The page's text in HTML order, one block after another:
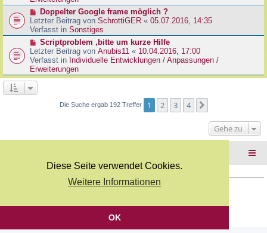
Diese Seite verwendet Cookies.
Weitere Informationen
OK
t
a
g
r
B
e
i
r
a
g
N
e
u
e
r
B
e
i
t
r
Doppelter Google frame möglich ?
Letzter Beitrag von SchrottiGER « 05.07.2016, 14:35
Verfasst in Sonstiges
N
e
u
e
r
e
g
Scriptproblem ,bitte um kurze Hilfe
Letzter Beitrag von Anubis11 « 10.04.2016, 17:00
Verfasst in Individuelle Entwicklungen / Anpassungen /
Erweiterungen
Die Suche ergab 192 Treffer 1 2 3 4
Gehe zu
Deutsche Übersetzung durchphpBB.de